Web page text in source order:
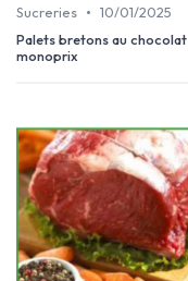
Sucreries • 10/01/2025
Palets bretons au chocolat
monoprix